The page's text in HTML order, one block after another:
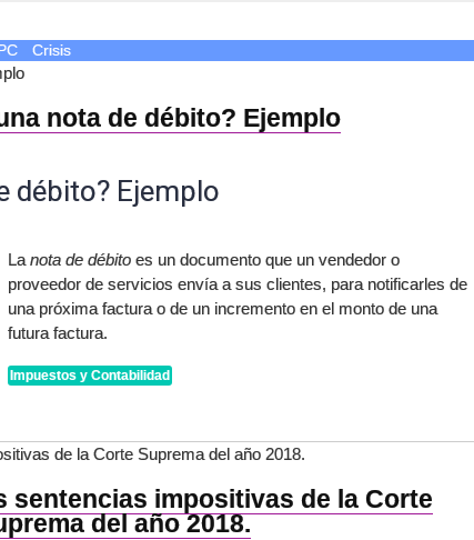
Crisis
nota de débito? Ejemplo
débito? Ejemplo
La nota de débito es un documento que un vendedor o
proveedor de servicios envía a sus clientes, para notificarles de
una próxima factura o de un incremento en el monto de una
futura factura.
Impuestos y Contabilidad
de la Corte Suprema del año 2018.
sentencias impositivas de la Corte
del año 2018.